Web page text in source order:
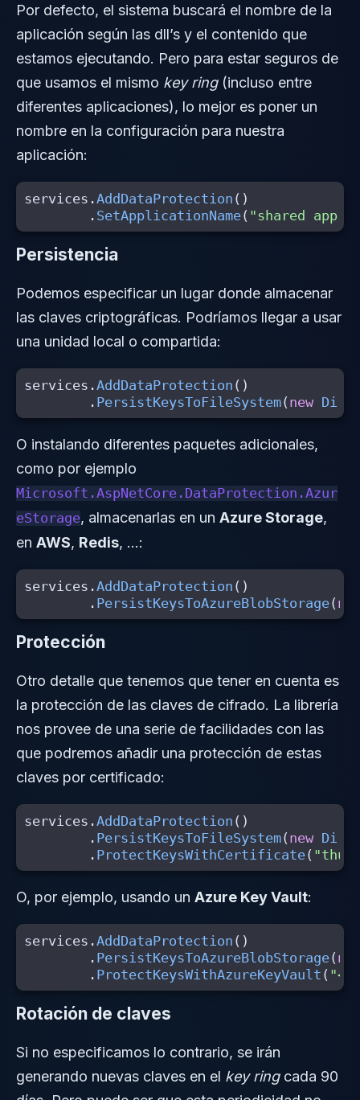
Por defecto, el sistema buscará el nombre de la
aplicación según las dll’s y el contenido que
estamos ejecutando. Pero para estar seguros de
que usamos el mismo key ring(incluso entre
diferentes aplicaciones), lo mejor es poner un
nombre en la configuración para nuestra
aplicación:
services .AddDataProtection ()
. SetApplicationName( "shared app
Persistencia
Podemos especificar un lugar donde almacenar
las claves criptográficas. Podríamos llegar a usar
una unidad local o compartida:
services .AddDataProtection ()
. PersistKeysToFileSystem( new
O instalando diferentes paquetes adicionales,
como por ejemplo
Microsoft.AspNetCore.DataProtection.Azur
eStorage, almacenarlas en un Azure Storage,
en AWS, Redis, …:
services .AddDataProtection ()
. PersistKeysToAzureBlobStorage(
Protección
Otro detalle que tenemos que tener en cuenta es
la protección de las claves de cifrado. La librería
nos provee de una serie de facilidades con las
que podremos añadir una protección de estas
claves por certificado:
services .AddDataProtection ()
. PersistKeysToFileSystem( new
. ProtectKeysWithCertificate(
O, por ejemplo, usando un Azure Key Vault:
services .AddDataProtection ()
. PersistKeysToAzureBlobStorage(
. ProtectKeysWithAzureKeyVault (
Rotación de claves
Si no especificamos lo contrario, se irán
generando nuevas claves en el key ringcada 90